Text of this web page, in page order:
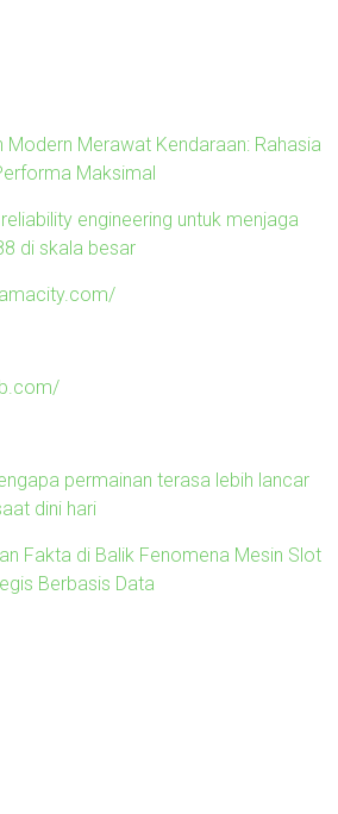
Modern Merawat Kendaraan: Rahasia
Maksimal
engineering untuk menjaga
di skala besar
permainan terasa lebih lancar
dini hari
Fakta di Balik Fenomena Mesin Slot
Berbasis Data